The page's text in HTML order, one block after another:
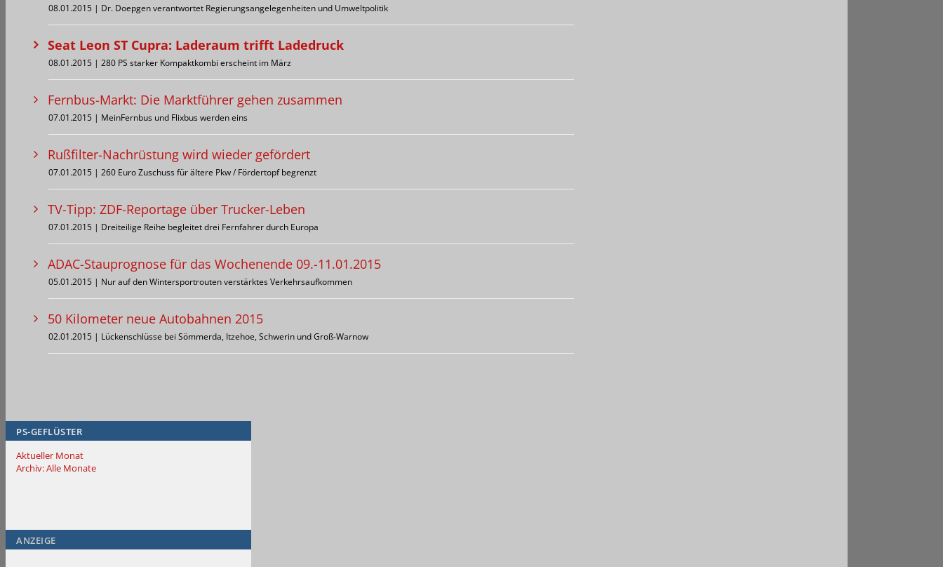
08.01.2015 | Dr. Doepgen verantwortet Regierungsangelegenheiten und Umweltpolitik
Seat Leon ST Cupra: Laderaum trifft Ladedruck
08.01.2015 | 280 PS starker Kompaktkombi erscheint im März
Fernbus-Markt: Die Marktführer gehen zusammen
07.01.2015 | MeinFernbus und Flixbus werden eins
Rußfilter-Nachrüstung wird wieder gefördert
07.01.2015 | 260 Euro Zuschuss für ältere Pkw / Fördertopf begrenzt
TV-Tipp: ZDF-Reportage über Trucker-Leben
07.01.2015 | Dreiteilige Reihe begleitet drei Fernfahrer durch Europa
ADAC-Stauprognose für das Wochenende 09.-11.01.2015
05.01.2015 | Nur auf den Wintersportrouten verstärktes Verkehrsaufkommen
50 Kilometer neue Autobahnen 2015
02.01.2015 | Lückenschlüsse bei Sömmerda, Itzehoe, Schwerin und Groß-Warnow
PS-GEFLÜSTER
Aktueller Monat
Archiv: Alle Monate
ANZEIGE